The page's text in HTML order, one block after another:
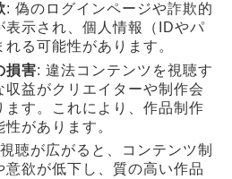
: 偽のログインページや詐欺的
表示され、個人情報（IDやパ
る可能性があります。
損害: 違法コンテンツを視聴す
収益がクリエイターや制作会
ます。これにより、作品制作
があります。
聴が広がると、コンテンツ制
意欲が低下し、質の高い作品